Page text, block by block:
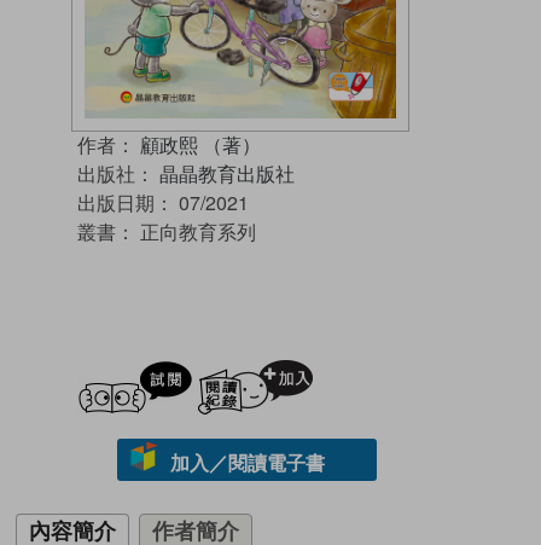
作者： 顧政熙 （著）
出版社： 晶晶教育出版社
出版日期： 07/2021
叢書： 正向教育系列
試閲
加入／閱讀電子書
內容簡介 作者簡介